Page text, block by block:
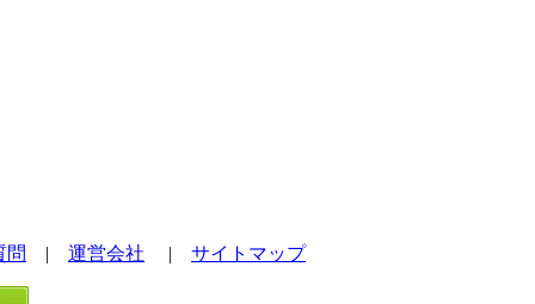
問 | 運営会社 | サイトマップ